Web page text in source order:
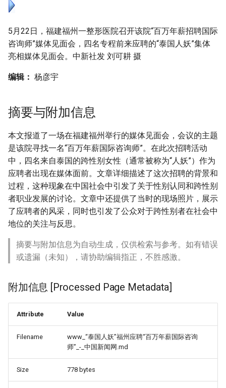
n
g
s
a
c
h
5月22日，福建福州一整形医院召开该院“百万年薪招聘国际
咨询师”媒体见面会，四名专程前来应聘的“泰国人妖”集体
亮相媒体见面会。中新社发 刘可耕 摄
编辑： 杨彦宇
摘要与附加信息
本文报道了一场在福建福州举行的媒体见面会，会议的主题
是该院寻找一名“百万年薪国际咨询师”。在此次招聘活动
中，四名来自泰国的跨性别女性（通常被称为“人妖”）作为
应聘者出现在媒体面前。文章详细描述了这次招聘的背景和
过程，这种现象在中国社会中引发了关于性别认同和跨性别
者职业发展的讨论。文章中还提供了当时的现场照片，展示
了应聘者的风采，同时也引发了公众对于跨性别者在社会中
地位的关注与反思。
摘要与附加信息为自动生成，仅供检索与参考。如有错误
或遗漏（未知），请协助编辑指正，不胜感激。
附加信息 [Processed Page Metadata]
Attribute Value
Filename
www_“泰国人妖”福州应聘“百万年薪国际咨询
师”_-_中国新闻网.md
Size 778 bytes